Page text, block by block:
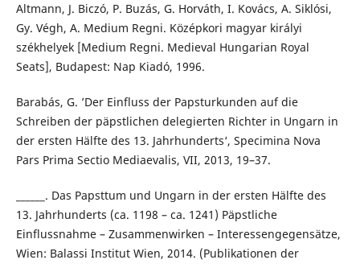
Altmann, J. Biczó, P. Buzás, G. Horváth, I. Kovács, A. Siklósi,
Gy. Végh, A. Medium Regni. Középkori magyar királyi
székhelyek [Medium Regni. Medieval Hungarian Royal
Seats], Budapest: Nap Kiadó, 1996.
Barabás, G. ’Der Einfluss der Papsturkunden auf die
Schreiben der päpstlichen delegierten Richter in Ungarn in
der ersten Hälfte des 13. Jahrhunderts‘, Specimina Nova
Pars Prima Sectio Mediaevalis, VII, 2013, 19–37.
______. Das Papsttum und Ungarn in der ersten Hälfte des
13. Jahrhunderts (ca. 1198 – ca. 1241) Päpstliche
Einflussnahme – Zusammenwirken – Interessengegensätze,
Wien: Balassi Institut Wien, 2014. (Publikationen der